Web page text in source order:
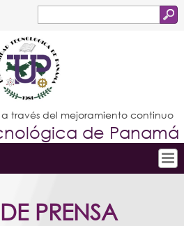
de
búsqueda
Estudiantes
Docentes
Administrativos
Graduados
través del mejoramiento continuo
de Panamá
Conoce la UTPPRENSA